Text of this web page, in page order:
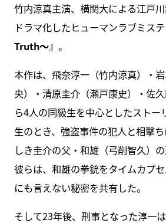
竹内涼真主演、横関大による江戸
ドラマ化したヒューマンラブミス
Truth～』。
本作は、飛奈淳一（竹内涼真）・
央）・清原圭介（瀬戸康史）・佐久
ら4人の同級生を中心としたストー
生のとき、強盗事件の犯人と相撃
しき圭介の父・和雄（弓削智久）
彼らは、和雄の拳銃をタイムカプ
にも言えない秘密を共有した。
そして23年後、刑事となった淳一